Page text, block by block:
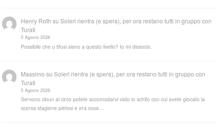
Henry Roth suSoleri rientra (e spera), per ora restano tutti in gruppo con
Turati
5 Agosto 2026
Possibile che u tifosi siano a questo livello? Io mi dissocio.
Massimo suSoleri rientra (e spera), per ora restano tutti in gruppo con
Turati
5 Agosto 2026
Servono cloun al circo potete accomodarvi visto lo schifo con cui avete giocato la
scorsa stagione pietosi e ora cosa…